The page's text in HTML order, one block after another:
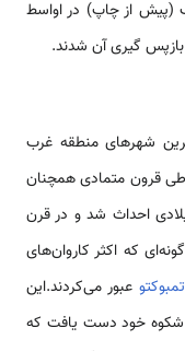
(پیش از چاپ) در اواسط
شهرهای منطقه غرب
طی قرون متمادی همچنان
احداث شد و در قرن
که اکثر کاروان‌های
تمبوکتوعبور می‌کردند.این
عظمت و شکوه خود دست یافت که